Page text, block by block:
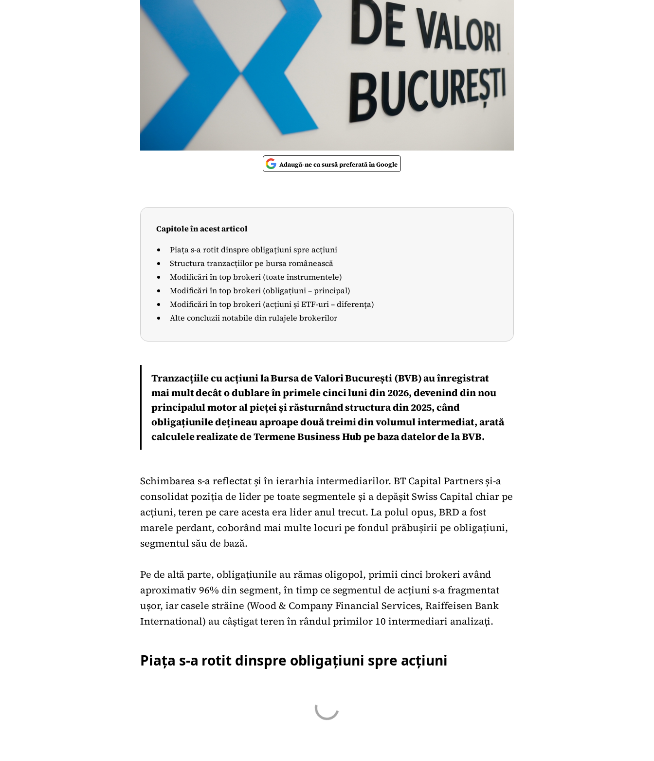
Adaugă-ne ca sursă preferată în Google
Capitole în acest articol
Piața s-a rotit dinspre obligațiuni spre acțiuni
Structura tranzacțiilor pe bursa românească
Modificări în top brokeri (toate instrumentele)
Modificări în top brokeri (obligațiuni – principal)
Modificări în top brokeri (acțiuni și ETF-uri – diferența)
Alte concluzii notabile din rulajele brokerilor
Tranzacțiile cu acțiuni la Bursa de Valori București (BVB) au înregistrat
mai mult decât o dublare în primele cinci luni din 2026, devenind din nou
principalul motor al pieței și răsturnând structura din 2025, când
obligațiunile dețineau aproape două treimi din volumul intermediat, arată
calculele realizate de Termene Business Hub pe baza datelor de la BVB.
Schimbarea s-a reflectat și în ierarhia intermediarilor. BT Capital Partners și-a
consolidat poziția de lider pe toate segmentele și a depășit Swiss Capital chiar pe
acțiuni, teren pe care acesta era lider anul trecut. La polul opus, BRD a fost
marele perdant, coborând mai multe locuri pe fondul prăbușirii pe obligațiuni,
segmentul său de bază.
Pe de altă parte, obligațiunile au rămas oligopol, primii cinci brokeri având
aproximativ 96% din segment, în timp ce segmentul de acțiuni s-a fragmentat
ușor, iar casele străine (Wood & Company Financial Services, Raiffeisen Bank
International) au câștigat teren în rândul primilor 10 intermediari analizați.
Piața s-a rotit dinspre obligațiuni spre acțiuni